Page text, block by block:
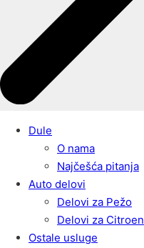
Dule
O nama
Najčešća pitanja
Auto delovi
Delovi za Pežo
Delovi za Citroen
Ostale usluge